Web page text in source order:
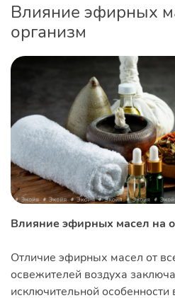
Влияние эфирных
организм
Влияние эфирных масел на
Отличие эфирных масел от
освежителей воздуха
исключительной особенности